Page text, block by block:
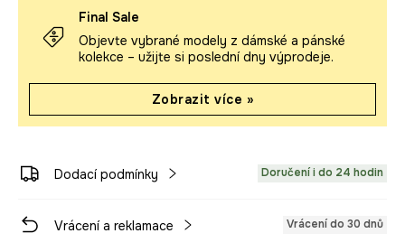
Final Sale
Objevte vybrané modely z dámské a pánské
kolekce – užijte si poslední dny výprodeje.
Zobrazit více »
Dodací podmínky Doručení i do 24 hodin
Vrácení a reklamace Vrácení do 30 dnů